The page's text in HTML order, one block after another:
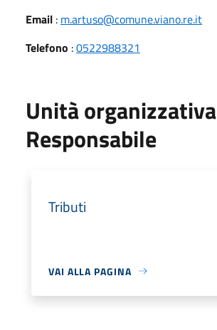
Email : m.artuso@comune.viano.re.it
Telefono :0522988321
Unità organizzativa
Responsabile
Tributi
VAI ALLA PAGINA